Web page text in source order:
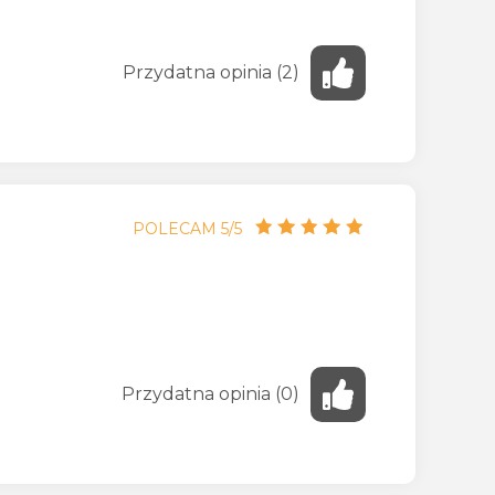
Przydatna opinia (2)
POLECAM 5/5
Przydatna opinia (0)